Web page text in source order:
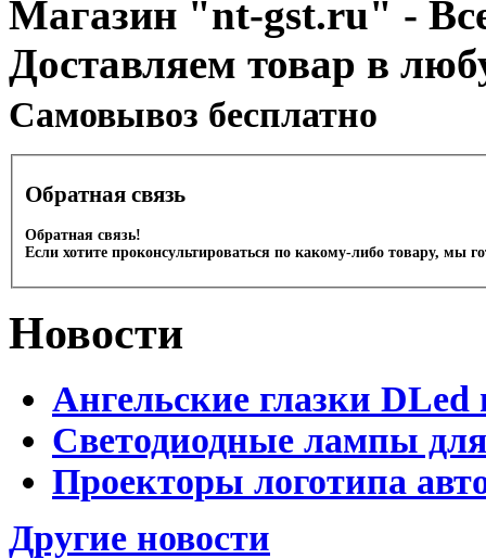
Магазин "nt-gst.ru" -
Доставляем товар в
Cамовывоз бесплатно
Обратная связь
Обратная связь!
Если хотите проконсультироваться по какому-либо товару, мы
Новости
Ангельские глазки DLed
Светодиодные лампы
Проекторы логотипа
Другие новости